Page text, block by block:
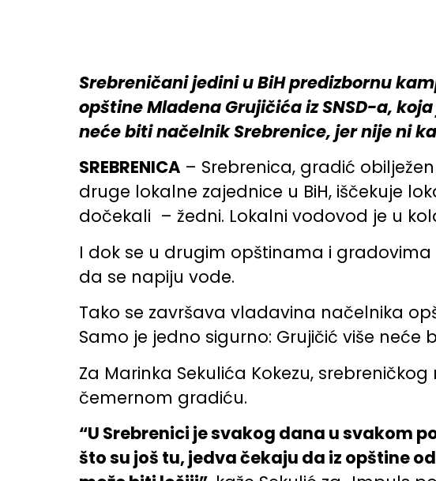
Srebreničani jedini u BiH predizbornu
opštine Mladena Grujičića iz SNSD-a,
neće biti načelnik Srebrenice, jer nije ni
SREBRENICA – Srebrenica, gradić
druge lokalne zajednice u BiH, iščekuje
dočekali – žedni. Lokalni vodovod je u
I dok se u drugim opštinama i gradovima
da se napiju vode.
Tako se završava vladavina načelnika
Samo je jedno sigurno: Grujičić više neće
Za Marinka Sekulića Kokezu,
čemernom gradiću.
“U Srebrenici je svakog dana u svakom
što su još tu, jedva čekaju da iz opštine